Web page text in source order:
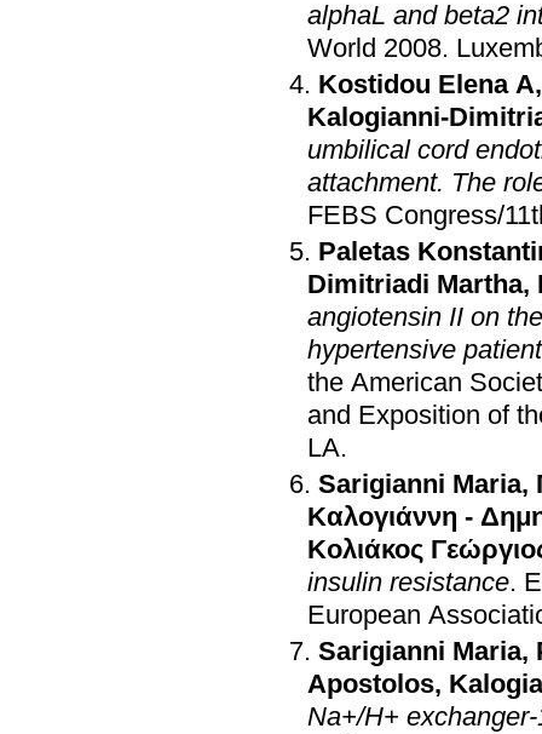
alphaL and beta2
World 2008.
Kostidou Elena A
Kalogianni-
umbilical cord
attachment. The
FEBS Congress/
Paletas
Dimitriadi Martha,
angiotensin II on
hypertensive
the American
and Exposition of
LA.
Sarigianni Maria,
Καλογιάννη -
Κολιάκος
insulin resistance.
European
Sarigianni Maria,
Apostolos,
Na+/H+